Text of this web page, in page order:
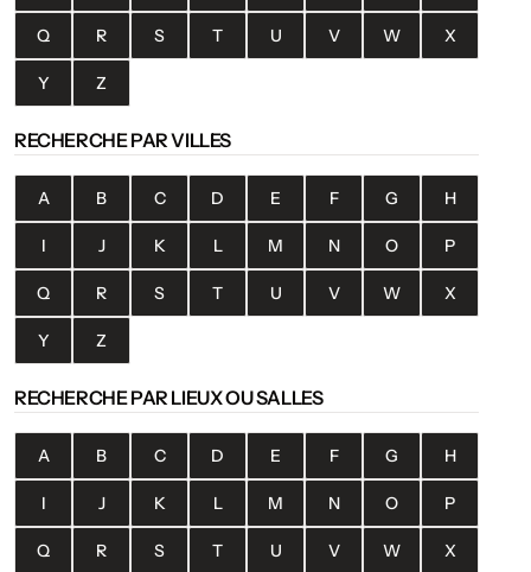
Q R S T U V W X
Y Z
RECHERCHE PAR VILLES
A B C D E F G H
I J K L M N O P
Q R S T U V W X
Y Z
RECHERCHE PAR LIEUX OU SALLES
A B C D E F G H
I J K L M N O P
Q R S T U V W X